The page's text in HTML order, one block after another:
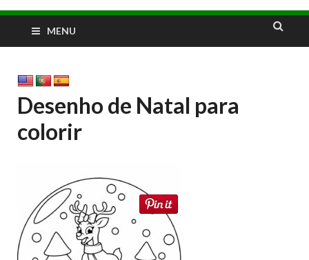
MENU
Desenho de Natal para
colorir